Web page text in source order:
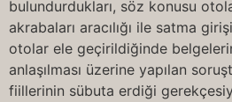
bulundurdukları, söz konusu
akrabaları aracılığı ile satma
otolar ele geçirildiğinde
anlaşılması üzerine yapılan
fiillerinin sübuta erdiği